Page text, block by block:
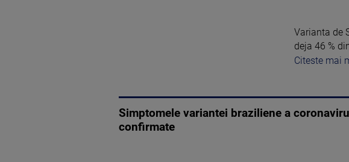
Varianta de
deja 46 %
Citeste mai
Simptomele variantei braziliene a
confirmate